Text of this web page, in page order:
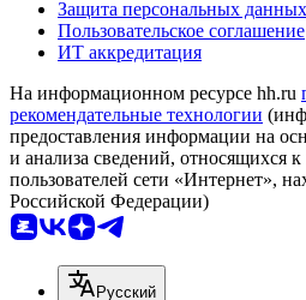
Защита персональных данных
Пользовательское соглашение
ИТ аккредитация
На информационном ресурсе hh.ru
рекомендательные технологии
предоставления информации на
и анализа сведений, относящихся
пользователей сети «Интернет»,
Российской Федерации)
Русский